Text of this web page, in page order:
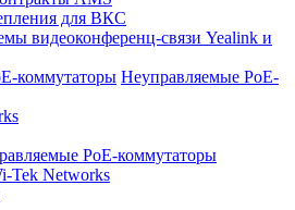
для ВКС
видеоконференц-связи Yealink и
коммутаторы Неуправляемые PoE-
PoE-коммутаторы
Tek Networks